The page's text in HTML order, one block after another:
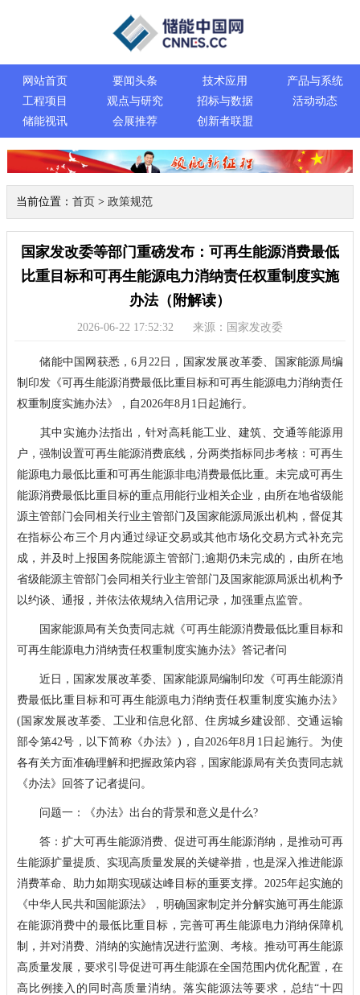
网站首页 要闻头条 技术应用
产品与系统
工程项目
观点与研究 招标与数据
活动动态
储能视讯
会展推荐 创新者联盟
当前位置： 首页> 政策规范
国家发改委等部门重磅发布：可再生能源消费最低
比重目标和可再生能源电力消纳责任权重制度实施
办法（附解读）
2026-06-22 17:52:32 来源：国家发改委
储能中国网获悉，6月22日，国家发展改革委、国家能源局编
制印发《可再生能源消费最低比重目标和可再生能源电力消纳责任
权重制度实施办法》，自2026年8月1日起施行。
其中实施办法指出，针对高耗能工业、建筑、交通等能源用
户，强制设置可再生能源消费底线，分两类指标同步考核：可再生
能源电力最低比重和可再生能源非电消费最低比重。未完成可再生
能源消费最低比重目标的重点用能行业相关企业，由所在地省级能
源主管部门会同相关行业主管部门及国家能源局派出机构，督促其
在指标公布三个月内通过绿证交易或其他市场化交易方式补充完
成，并及时上报国务院能源主管部门;逾期仍未完成的，由所在地
省级能源主管部门会同相关行业主管部门及国家能源局派出机构予
以约谈、通报，并依法依规纳入信用记录，加强重点监管。
国家能源局有关负责同志就《可再生能源消费最低比重目标和
可再生能源电力消纳责任权重制度实施办法》答记者问
近日，国家发展改革委、国家能源局编制印发《可再生能源消
费最低比重目标和可再生能源电力消纳责任权重制度实施办法》
(国家发展改革委、工业和信息化部、住房城乡建设部、交通运输
部令第42号，以下简称《办法》)，自2026年8月1日起施行。为使
各有关方面准确理解和把握政策内容，国家能源局有关负责同志就
《办法》回答了记者提问。
问题一：《办法》出台的背景和意义是什么?
答：扩大可再生能源消费、促进可再生能源消纳，是推动可再
生能源扩量提质、实现高质量发展的关键举措，也是深入推进能源
消费革命、助力如期实现碳达峰目标的重要支撑。2025年起实施的
《中华人民共和国能源法》，明确国家制定并分解实施可再生能源
在能源消费中的最低比重目标，完善可再生能源电力消纳保障机
制，并对消费、消纳的实施情况进行监测、考核。推动可再生能源
高质量发展，要求引导促进可再生能源在全国范围内优化配置，在
高比例接入的同时高质量消纳。落实能源法等要求，总结“十四